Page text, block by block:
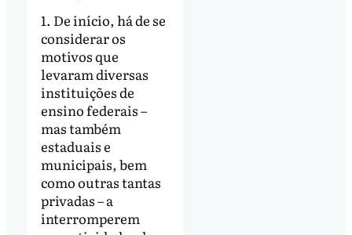
1. De início, há de se
considerar os
motivos que
levaram diversas
instituições de
ensino federais –
mas também
estaduais e
municipais, bem
como outras tantas
privadas – a
interromperem